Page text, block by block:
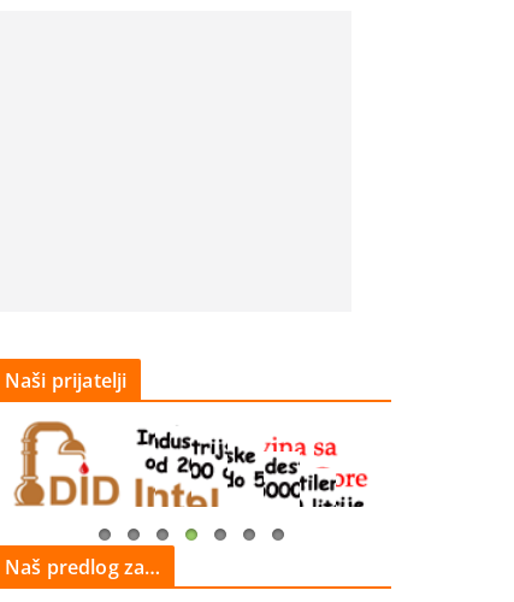
Naši prijatelji
Naš predlog za…